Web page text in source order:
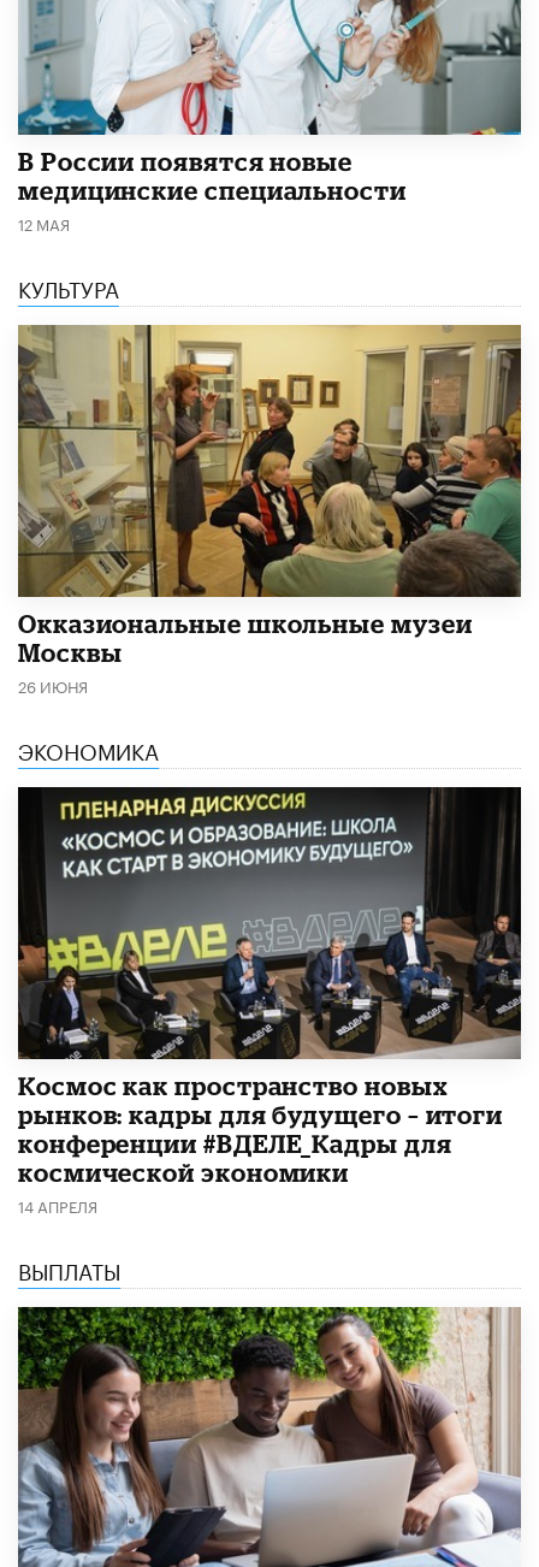
В России появятся новые
медицинские специальности
12 МАЯ
КУЛЬТУРА
​Окказиональные школьные музеи
Москвы
26 ИЮНЯ
ЭКОНОМИКА
Космос как пространство новых
рынков: кадры для будущего – итоги
конференции #ВДЕЛЕ_Кадры для
космической экономики
14 АПРЕЛЯ
ВЫПЛАТЫ